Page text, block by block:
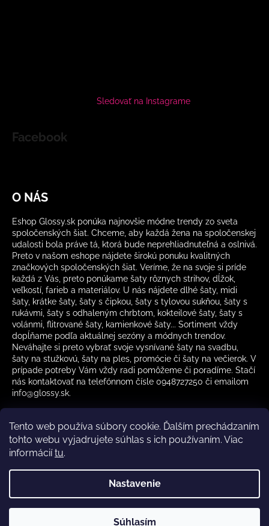
Tento web používa súbory cookie. Ďalším prechádzaním
tohto webu vyjadrujete súhlas s ich používaním. Viac
informáciítu.
Nastavenie
Súhlasím
Sledovať na Instagrame
Facebook
O NÁS
Eshop Glossy.sk ponúka najnovšie módne trendy zo sveta
spoločenských šiat. Chceme, aby každá žena na spoločenskej
udalosti bola práve tá, ktorá bude neprehliadnuteľná a oslnivá.
Preto v našom eshope nájdete širokú ponuku kvalitných
značkových spoločenských šiat. Veríme, že na svoje si príde
každá z Vás, preto ponúkame šaty rôznych strihov, dĺžok,
veľkostí, farieb a materiálov. U nás nájdete dlhé šaty, midi
šaty, krátke šaty, šaty s čipkou, šaty s tylovou sukňou, šaty s
rukávmi, šaty s odhaleným chrbtom, kokteilové šaty, šaty s
volánmi, flitrované šaty, kamienkové šaty... Sortiment vždy
dopĺňame podľa aktuálnej sezóny a módnych trendov.
Neváhajte si preto vybrať svoje vysnívané šaty na svadbu,
šaty na stužkovú, šaty na ples, promócie či šaty na večierok. V
prípade potreby Vám vždy radi pomôžeme či poradíme. Stačí
nás kontaktovať na telefónnom čísle 0948727250 či emailom
info@glossy.sk.
Kamenná predajňa otváracia doba CZ
Glossy.sk. Všetky práva vyhradené.